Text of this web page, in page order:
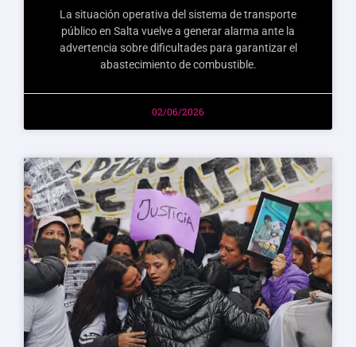
La situación operativa del sistema de transporte
público en Salta vuelve a generar alarma ante la
advertencia sobre dificultades para garantizar el
abastecimiento de combustible.
02/06/2026